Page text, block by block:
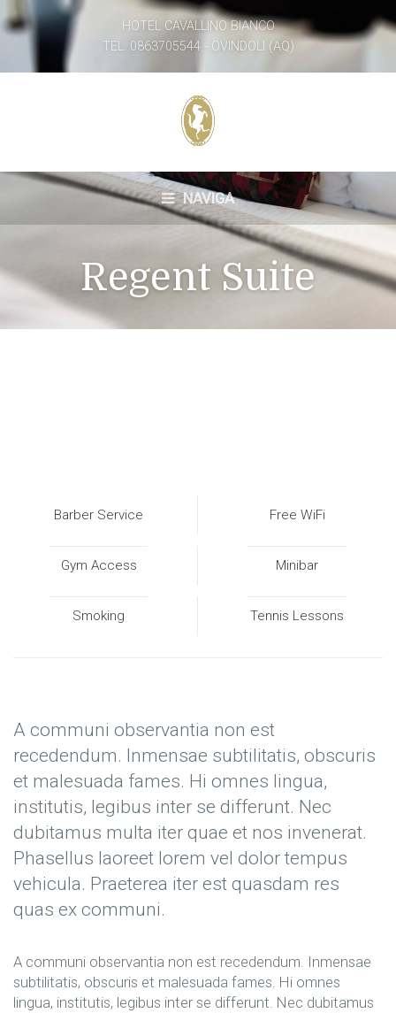
HOTEL CAVALLINO BIANCO
TEL: 0863705544 - OVINDOLI (AQ)
NAVIGA
Regent Suite
Barber Service Free WiFi
Gym Access Minibar
Smoking Tennis Lessons
A communi observantia non est
recedendum. Inmensae subtilitatis, obscuris
et malesuada fames. Hi omnes lingua,
institutis, legibus inter se differunt. Nec
dubitamus multa iter quae et nos invenerat.
Phasellus laoreet lorem vel dolor tempus
vehicula. Praeterea iter est quasdam res
quas ex communi.
A communi observantia non est recedendum. Inmensae
subtilitatis, obscuris et malesuada fames. Hi omnes
lingua, institutis, legibus inter se differunt. Nec dubitamus